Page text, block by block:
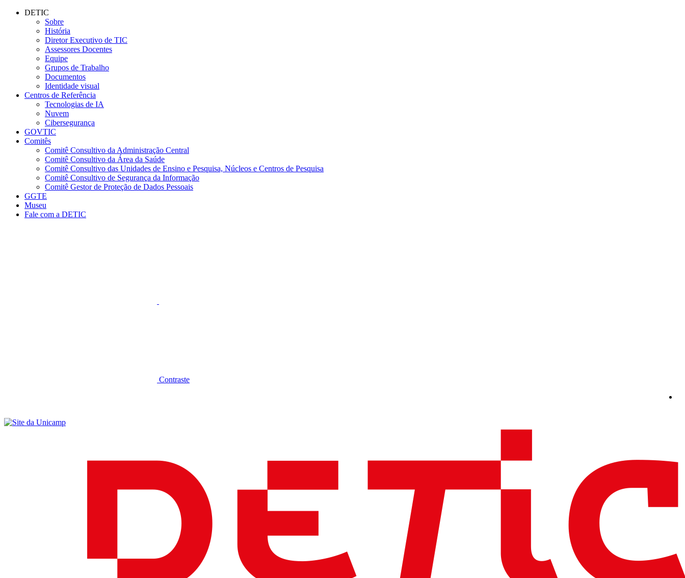
Conteúdo principal
DETIC
Sobre
História
Diretor Executivo de TIC
Assessores Docentes
Equipe
Grupos de Trabalho
Documentos
Identidade visual
Centros de Referência
Tecnologias de IA
Nuvem
Cibersegurança
GOVTIC
Comitês
Comitê Consultivo da Administração Central
Comitê Consultivo da Área da Saúde
Comitê Consultivo das Unidades de Ensino e Pesquisa, Núcleos e Centros de Pesquisa
Comitê Consultivo de Segurança da Informação
Comitê Gestor de Proteção de Dados Pessoais
GGTE
Museu
Fale com a DETIC
Contraste